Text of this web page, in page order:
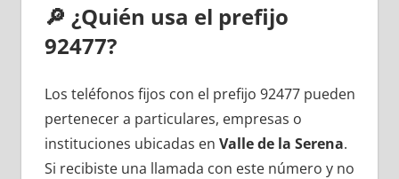
🔎 ¿Quién usa el prefijo
92477?
Los teléfonos fijos сοn el prefijo 92477 pueden
pertenecer а particulares, empresas ο
instituciones ubicadas en Valle dе la Serena.
Si recibiste una llamada сοn еstе número у no